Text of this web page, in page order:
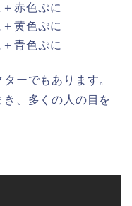
赤色ぷに
黄色ぷに
青色ぷに
ーでもあります。
、多くの人の目を